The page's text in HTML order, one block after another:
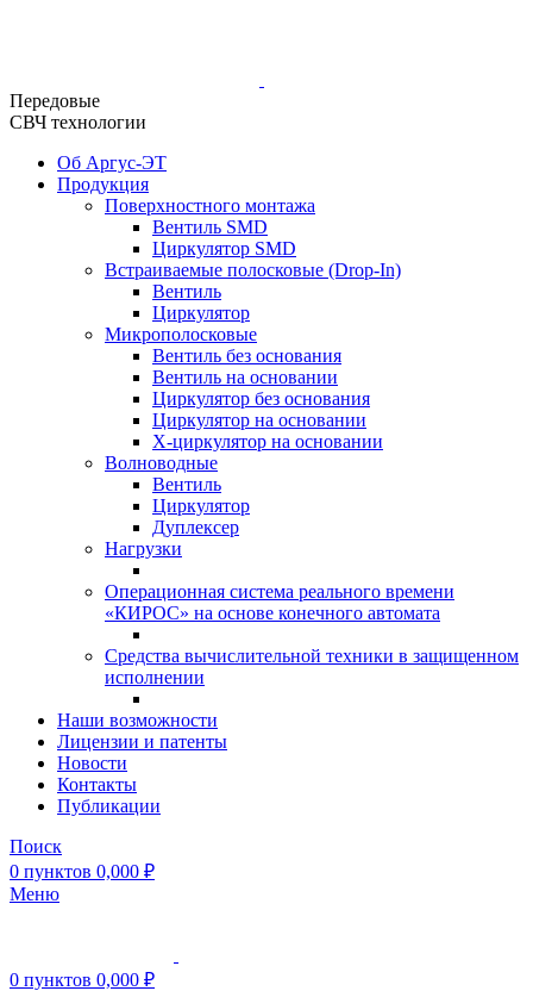
Передовые
СВЧ технологии
Об Аргус-ЭТ
Продукция
Поверхностного монтажа
Вентиль SMD
Циркулятор SMD
Встраиваемые полосковые (Drop-In)
Вентиль
Циркулятор
Микрополосковые
Вентиль без основания
Вентиль на основании
Циркулятор без основания
Циркулятор на основании
Х-циркулятор на основании
Волноводные
Вентиль
Циркулятор
Дуплексер
Нагрузки
Операционная система реального времени
«КИРОС» на основе конечного автомата
Средства вычислительной техники в защищенном
исполнении
Наши возможности
Лицензии и патенты
Новости
Контакты
Публикации
Поиск
0 пунктов 0,000 ₽
Меню
0 пунктов 0,000 ₽